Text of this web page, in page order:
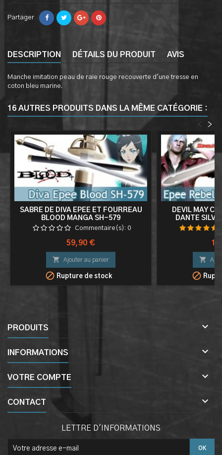
Partager
DESCRIPTION DÉTAILS DU PRODUIT AVIS
Manche imitation peau de raie rouge recouverte d'une tresse en
coton bleu marine.
16 AUTRES PRODUITS DANS LA MÊME CATÉGORIE :
>
<
SABRE DE DIVA EPEE ET FOURREAU
BLOOD MANGA SH-579
Commentaire(s): 0
Prix
59,90 €
 Ajouter au panier
 Rupture de stock
DEVIL MAY
DANTE


PRODUITS 
INFORMATIONS 
VOTRE COMPTE 
CONTACT 
LETTRE D'INFORMATIONS